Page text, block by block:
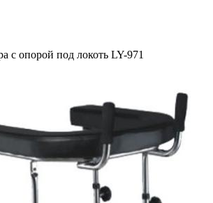
с опорой под локоть LY-971